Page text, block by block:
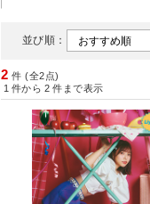
並び順：
2 件 (全2点)
1 件から 2 件まで表示